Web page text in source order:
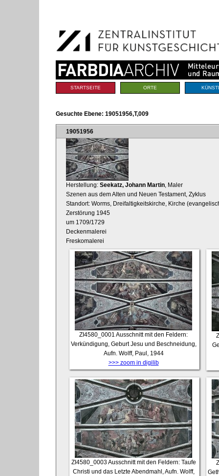
Navigation
Sektionen
STARTSEITE ORTE
Gesuchte Ebene: 19051956,T,009
19051956
Herstellung: Seekatz, Johann Martin , Maler
Szenen aus dem Alten und Neuen Testament, Zyklus
Standort: Worms, Dreifaltigkeitskirche, Kirche
Zerstörung 1945
um 1709/1729
Deckenmalerei
Freskomalerei
ZI4580_0001 Ausschnitt mit den Feldern:
Verkündigung, Geburt Jesu und Beschneidung,
Aufn. Wolff, Paul, 1944
>>> zoom in digilib
ZI4580_0003Ausschnitt mit den Feldern: Taufe
Christi und das Letzte Abendmahl, Aufn. Wolff,